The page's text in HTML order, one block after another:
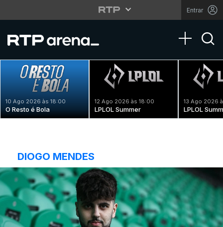
Entrar
Toggle
10 Ago 2026 às 18:00
O Resto é Bola
12 Ago 2026 às 18:00
LPLOL Summer
13 Ago 2026
LPLOL
DIOGO MENDES